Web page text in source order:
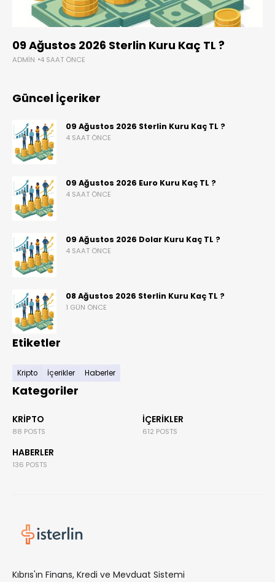
09 Ağustos 2026 Sterlin Kuru Kaç TL ?
ADMIN 4 SAAT ÖNCE
Güncel İçeriker
09 Ağustos 2026 Sterlin Kuru Kaç TL ?
4 SAAT ÖNCE
09 Ağustos 2026 Euro Kuru Kaç TL ?
4 SAAT ÖNCE
09 Ağustos 2026 Dolar Kuru Kaç TL ?
4 SAAT ÖNCE
08 Ağustos 2026 Sterlin Kuru Kaç TL ?
1 GÜN ÖNCE
Etiketler
Kripto İçerikler Haberler
Kategoriler
KRIPTO
88 POSTS
İÇERIKLER
612 POSTS
HABERLER
136 POSTS
Kıbrıs'ın Finans, Kredi ve Mevduat Sistemi